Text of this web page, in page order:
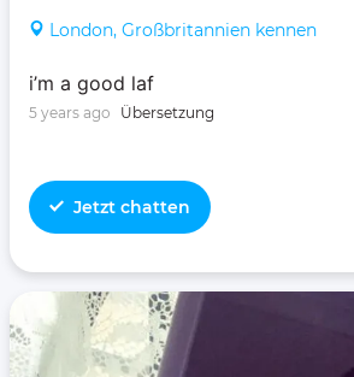
London, Großbritannien kennen
i’m a good laf
5 years ago Übersetzung
Jetzt chatten